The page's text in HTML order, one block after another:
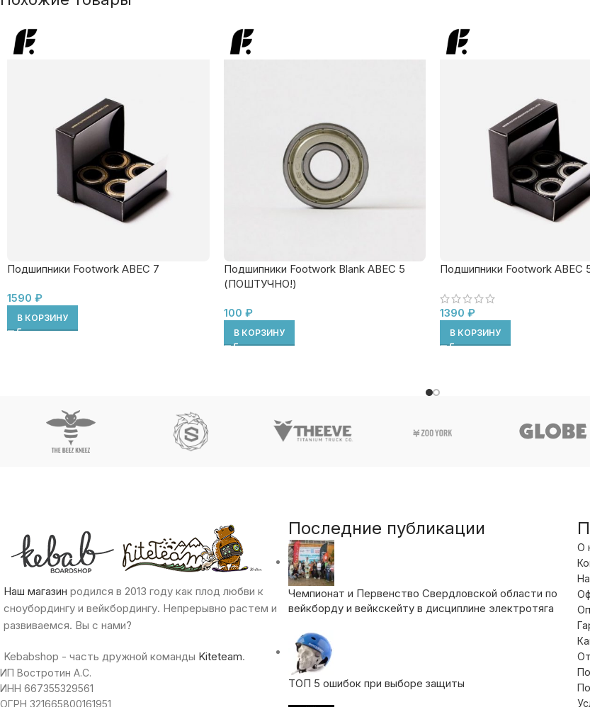
Подшипники Footwork ABEC 7
1590 ₽
В КОРЗИНУ
Подшипники Footwork Blank ABEC 5
(ПОШТУЧНО!)
100 ₽
В КОРЗИНУ
Подшипники Footwork ABEC
1390 ₽
В КОРЗИНУ
Наш магазин родился в 2013 году как плод любви к
сноубордингу и вейкбордингу. Непрерывно растем и
развиваемся. Вы с нами?
Kebabshop - часть дружной команды Kiteteam.
ИП Востротин А.С.
ИНН 667355329561
ОГРН 321665800161951
Последние публикации
Чемпионат и Первенство Свердловской области по
вейкборду и вейкскейту в дисциплине электротяга
ТОП 5 ошибок при выборе защиты
О